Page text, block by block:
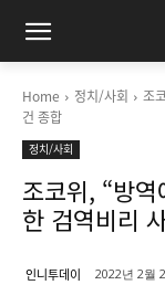
Home 정치/사회
조
건 종합
정치/사회
조코위, “방
한 검역비리
인니투데이 2022년 2월